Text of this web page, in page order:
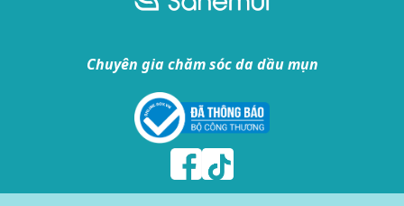
Chuyên gia chăm sóc da dầu mụn